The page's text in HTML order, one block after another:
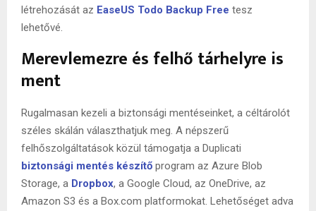
létrehozását az EaseUS Todo Backup Free tesz
lehetővé.
Merevlemezre és felhő tárhelyre is
ment
Rugalmasan kezeli a biztonsági mentéseinket, a céltárolót
széles skálán választhatjuk meg. A népszerű
felhőszolgáltatások közül támogatja a Duplicati
biztonsági mentés készítő program az Azure Blob
Storage, a Dropbox, a Google Cloud, az OneDrive, az
Amazon S3 és a Box.com platformokat. Lehetőséget adva